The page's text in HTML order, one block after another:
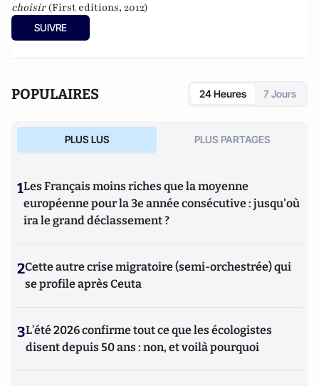
choisir(First editions, 2012)
SUIVRE
POPULAIRES 24 Heures 7 Jours
PLUS LUS PLUS PARTAGES
1Les Français moins riches que la moyenne
européenne pour la 3e année consécutive : jusqu'où
ira le grand déclassement ?
2Cette autre crise migratoire (semi-orchestrée) qui
se profile après Ceuta
3L’été 2026 confirme tout ce que les écologistes
disent depuis 50 ans : non, et voilà pourquoi